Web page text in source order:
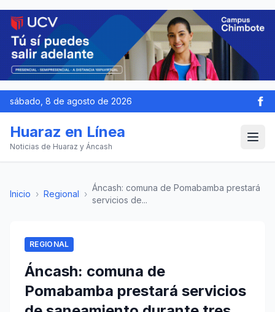
sábado, 8 de agosto de 2026
Huaraz en Línea
Noticias de Huaraz y Áncash
Inicio › Regional ›
Áncash: comuna de Pomabamba prestará
servicios de...
REGIONAL
Áncash: comuna de
Pomabamba prestará servicios